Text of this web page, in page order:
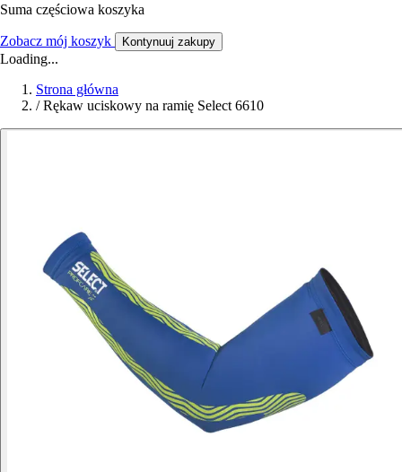
Suma częściowa koszyka
Zobacz mój koszyk Kontynuuj zakupy
Loading...
Strona główna
/ Rękaw uciskowy na ramię Select 6610